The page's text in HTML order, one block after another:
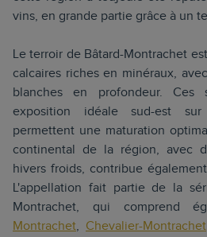
vins, en grande partie grâce à un
Le terroir de Bâtard-Montrachet
calcaires riches en minéraux,
blanches en profondeur. Ces
exposition idéale sud-est
permettent une maturation
continental de la région, avec
hivers froids, contribue
L'appellation fait partie de la
Montrachet, qui comprend
Montrachet, Chevalier-Montrachet